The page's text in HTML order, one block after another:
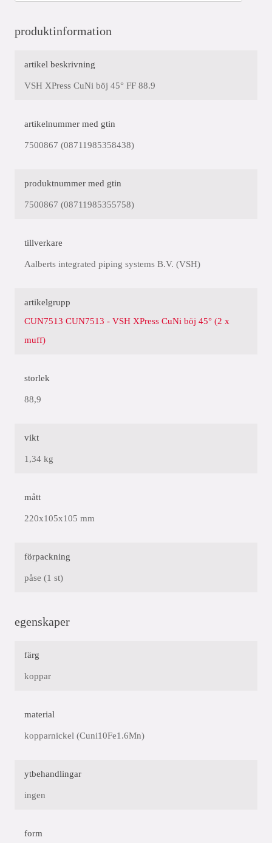
produktinformation
artikel beskrivning
VSH XPress CuNi böj 45° FF 88.9
artikelnummer med gtin
7500867 (08711985358438)
produktnummer med gtin
7500867 (08711985355758)
tillverkare
Aalberts integrated piping systems B.V. (VSH)
artikelgrupp
CUN7513 CUN7513 - VSH XPress CuNi böj 45° (2 x
muff)
storlek
88,9
vikt
1,34 kg
mått
220x105x105 mm
förpackning
påse (1 st)
egenskaper
färg
koppar
material
kopparnickel (Cuni10Fe1.6Mn)
ytbehandlingar
ingen
form